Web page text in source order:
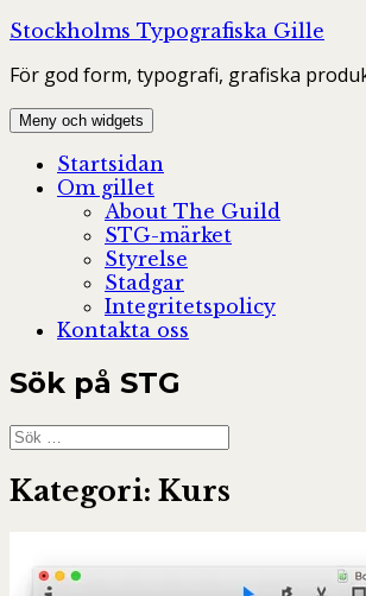
Hoppa
innehåll
Stockholms Typografiska Gille
För god form, typografi, grafiska
Meny och widgets
Startsidan
Om gillet
About The Guild
STG-märket
Styrelse
Stadgar
Integritetspolicy
Kontakta oss
Sök på STG
Sök
efter:
Kategori: Kurs